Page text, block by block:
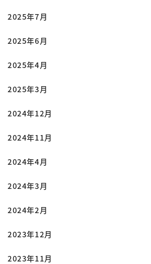
2025年7月
2025年6月
2025年4月
2025年3月
2024年12月
2024年11月
2024年4月
2024年3月
2024年2月
2023年12月
2023年11月